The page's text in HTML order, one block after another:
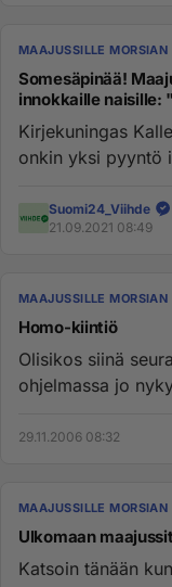
MAAJUSSILLE MORSIAN
Somesäpinää!
innokkaille naisille:
Kirjekuningas
onkin yksi pyyntö
Suomi24_Viihde
21.09.2021 08:49
MAAJUSSILLE MORSIAN
Homo-kiintiö
Olisikos siinä
ohjelmassa jo
29.11.2006 08:32
MAAJUSSILLE MORSIAN
Ulkomaan maajussit
Katsoin tänään